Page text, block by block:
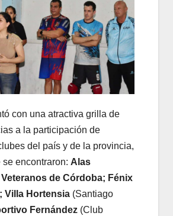
con una atractiva grilla de
a la participación de
del país y de la provincia,
encontraron: Alas
Veteranos de Córdoba; Fénix
Villa Hortensia (Santiago
Fernández (Club